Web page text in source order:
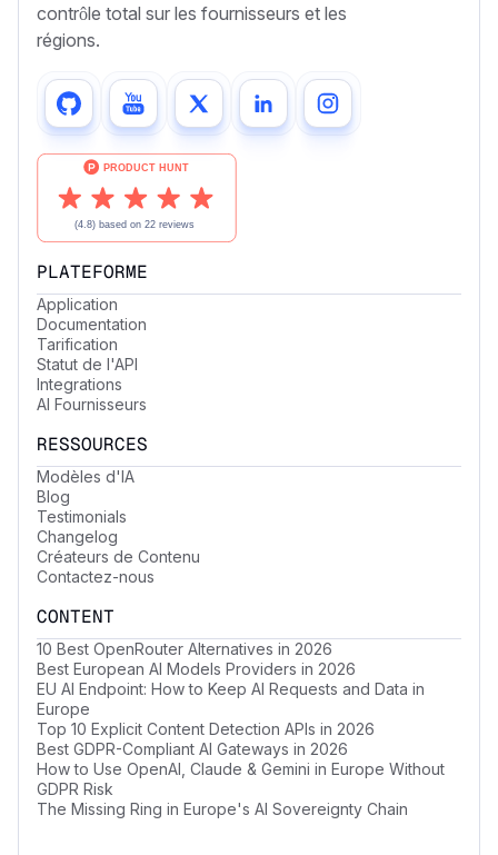
contrôle total sur les fournisseurs et les
régions.
PLATEFORME
Application
Documentation
Tarification
Statut de l'API
Integrations
AI Fournisseurs
RESSOURCES
Modèles d'IA
Blog
Testimonials
Changelog
Créateurs de Contenu
Contactez-nous
CONTENT
10 Best OpenRouter Alternatives in 2026
Best European AI Models Providers in 2026
EU AI Endpoint: How to Keep AI Requests and Data in
Europe
Top 10 Explicit Content Detection APIs in 2026
Best GDPR-Compliant AI Gateways in 2026
How to Use OpenAI, Claude & Gemini in Europe Without
GDPR Risk
The Missing Ring in Europe's AI Sovereignty Chain